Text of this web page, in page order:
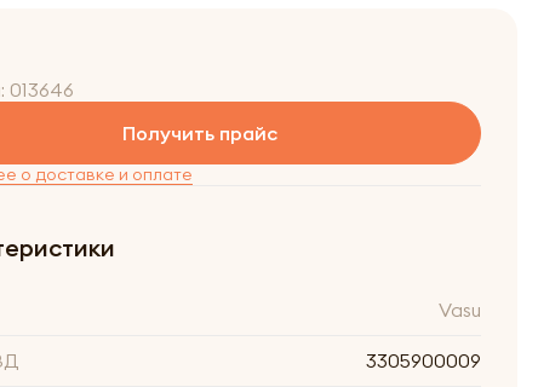
013646
Получить прайс
о доставке и оплате
Vasu
3305900009